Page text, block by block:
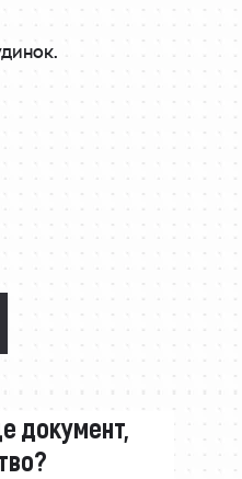
документ,